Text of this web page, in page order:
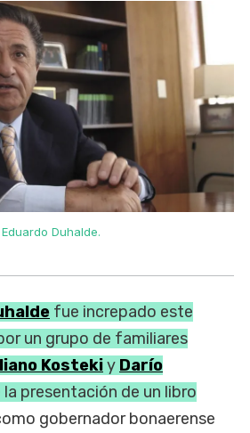
Eduardo Duhalde.
fue increpado este
un grupo de familiares
Kostekiy Darío
presentación de un libro
gobernador bonaerense